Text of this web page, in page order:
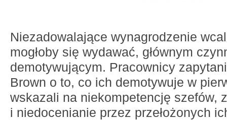
Niezadowalające wynagrodzenie
mogłoby się wydawać, głównym
demotywującym. Pracownicy
Brown o to, co ich demotywuje w
wskazali na niekompetencję szefów,
i niedocenianie przez przełożonych